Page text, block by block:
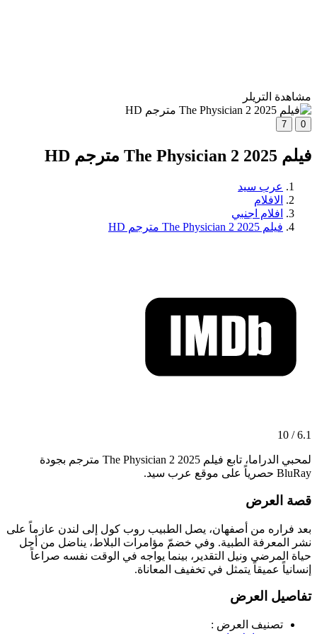
مشاهدة التريلر
0
7
فيلم The Physician 2 2025 مترجم HD
عرب سيد
الافلام
افلام اجنبي
فيلم The Physician 2 2025 مترجم HD
6.1 / 10
لمحبي الدراما، تابع فيلم The Physician 2 2025 مترجم بجودة
BluRay حصرياً على موقع عرب سيد.
قصة العرض
بعد فراره من أصفهان، يصل الطبيب روب كول إلى لندن عازماً على
نشر المعرفة الطبية. وفي خضمّ مؤامرات البلاط، يناضل من أجل
حياة المرضى ونيل التقدير، بينما يواجه في الوقت نفسه صراعاً
إنسانياً عميقاً يتمثل في تخفيف المعاناة.
تفاصيل العرض
تصنيف العرض :